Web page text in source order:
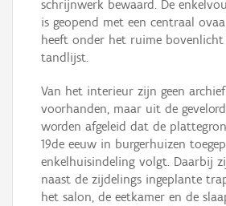
schrijnwerk bewaard. De
is geopend met een centraal
heeft onder het ruime bovenlicht
tandlijst.
Van het interieur zijn geen
voorhanden, maar uit de
worden afgeleid dat de
19de eeuw in burgerhuizen
enkelhuisindeling volgt. Daarbij
naast de zijdelings ingeplante
het salon, de eetkamer en de